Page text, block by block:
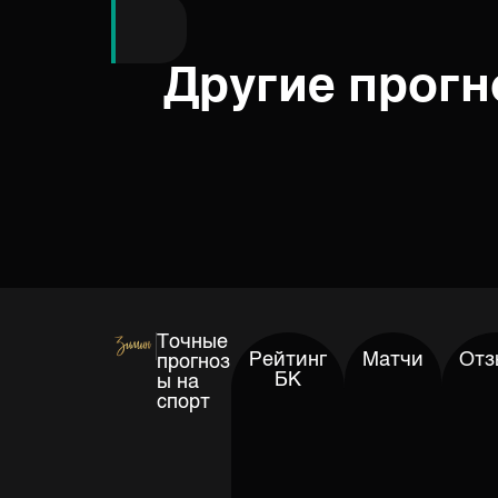
Другие
Точные
прогноз
ы на
спорт
Рейтинг
БК
Матчи